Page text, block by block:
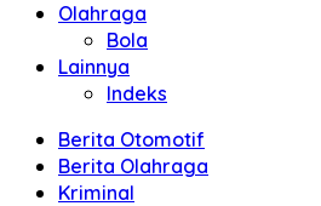
Olahraga
Bola
Lainnya
Indeks
Berita Otomotif
Berita Olahraga
Kriminal